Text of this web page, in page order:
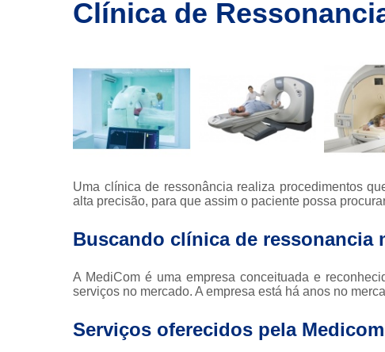
ressonância
magnética
Exames de
tomografia
tomografia
computadorizada
Ressonâncias
Tomografia
computadorizada
Clínica de
Uma clínica de ressonância realiza procedimentos
alta precisão, para que assim o paciente possa
Buscando clínica de ressonancia
A MediCom é uma empresa conceituada e
serviços no mercado. A empresa está há anos no
Serviços oferecidos pela